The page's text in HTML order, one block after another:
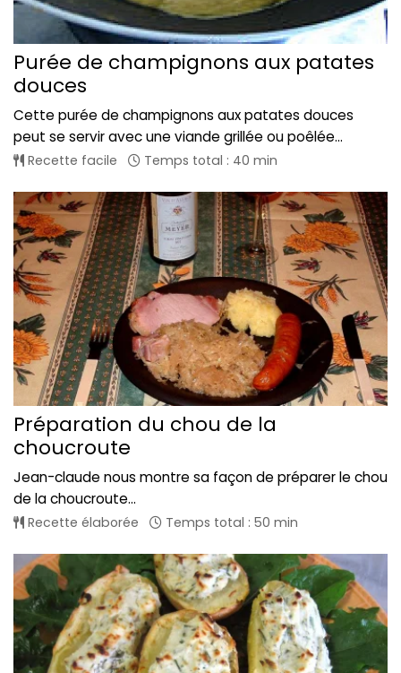
Purée de champignons aux patates
douces
Cette purée de champignons aux patates douces
peut se servir avec une viande grillée ou poêlée...
Recette facile Temps total : 40 min
Préparation du chou de la
choucroute
Jean-claude nous montre sa façon de préparer le chou
de la choucroute...
Recette élaborée Temps total : 50 min